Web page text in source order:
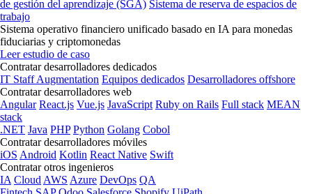
de gestión del aprendizaje (SGA) Sistema de reserva de espacios de
trabajo
Sistema operativo financiero unificado basado en IA para monedas
fiduciarias y criptomonedas
Leer estudio de caso
Contratar desarrolladores dedicados
IT Staff Augmentation Equipos dedicados Desarrolladores offshore
Contratar desarrolladores web
Angular React.js Vue.js JavaScript Ruby on Rails Full stack MEAN
stack
.NET Java PHP Python Golang Cobol
Contratar desarrolladores móviles
iOS Android Kotlin React Native Swift
Contratar otros ingenieros
IA Cloud AWS Azure DevOps QA